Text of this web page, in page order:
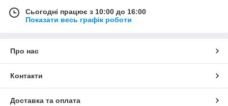
Сьогодні працює з 10:00 до 16:00
Показати весь графік роботи
Про нас
Контакти
Доставка та оплата